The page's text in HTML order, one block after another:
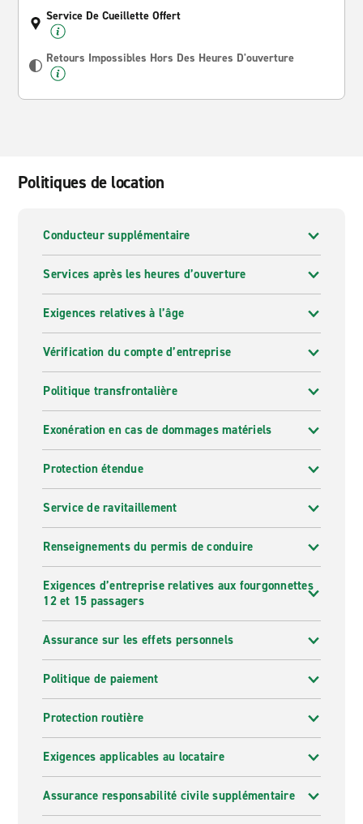
Service De Cueillette Offert
Retours Impossibles Hors Des Heures D'ouverture
Politiques de location
Conducteur supplémentaire
Services après les heures d’ouverture
Exigences relatives à l’âge
Vérification du compte d’entreprise
Politique transfrontalière
Exonération en cas de dommages matériels
Protection étendue
Service de ravitaillement
Renseignements du permis de conduire
Exigences d’entreprise relatives aux fourgonnettes
12 et 15 passagers
Assurance sur les effets personnels
Politique de paiement
Protection routière
Exigences applicables au locataire
Assurance responsabilité civile supplémentaire